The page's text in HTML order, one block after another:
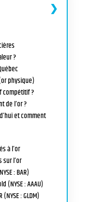
?
physique)
compétitif ?
de l’or ?
et comment
à l’or
sur l’or
: BAR)
(NYSE : AAAU)
: GLDM)